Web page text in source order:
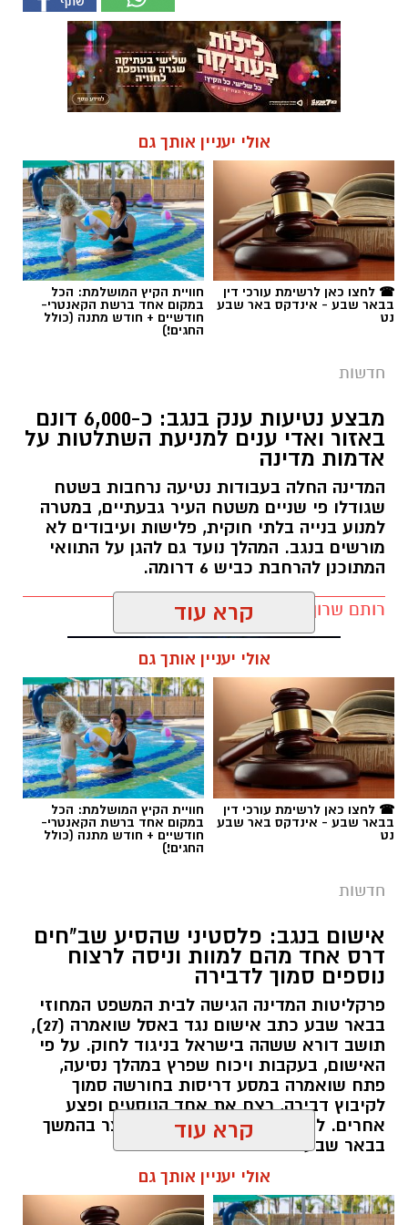
אולי יעניין אותך גם
☎ לחצו כאן לרשימת עורכי דין
בבאר שבע - אינדקס באר שבע
נט
חוויית הקיץ המושלמת: הכל
במקום אחד ברשת הקאנטרי-
חודשיים + חודש מתנה (כולל
החגים!)
חדשות
מבצע נטיעות ענק בנגב: כ-6,000 דונם
באזור ואדי ענים למניעת השתלטות על
אדמות מדינה
המדינה החלה בעבודות נטיעה נרחבות בשטח
שגודלו פי שניים משטח העיר גבעתיים, במטרה
למנוע בנייה בלתי חוקית, פלישות ועיבודים לא
מורשים בנגב. המהלך נועד גם להגן על התוואי
המתוכנן להרחבת כביש 6 דרומה.
רותם שרון / 11:32 08.08.26
תגים:רמ''י
קרדיט: רמ"י
המדינה, בהובלת החטיבה לשמירה על הקרקע
ברשות מקרקעי ישראל (רמ"י), מחדשת בימים אלה
את עבודות הנטיעה באזור ואדי ענים שבנגב.
קרא עוד
אולי יעניין אותך גם
☎ לחצו כאן לרשימת עורכי דין
בבאר שבע - אינדקס באר שבע
נט
חוויית הקיץ המושלמת: הכל
במקום אחד ברשת הקאנטרי-
חודשיים + חודש מתנה (כולל
החגים!)
חדשות
אישום בנגב: פלסטיני שהסיע שב"חים
דרס אחד מהם למוות וניסה לרצוח
נוספים סמוך לדבירה
פרקליטות המדינה הגישה לבית המשפט המחוזי
בבאר שבע כתב אישום נגד באסל שואמרה (27),
תושב דורא ששהה בישראל בניגוד לחוק. על פי
האישום, בעקבות ויכוח שפרץ במהלך נסיעה,
פתח שואמרה במסע דריסות בחורשה סמוך
לקיבוץ דבירה, רצח את אחד הנוסעים ופצע
אחרים. לאחר מכן נמלט מהזירה ונעצר בהמשך
בבאר שבע.
קרא עוד
אולי יעניין אותך גם